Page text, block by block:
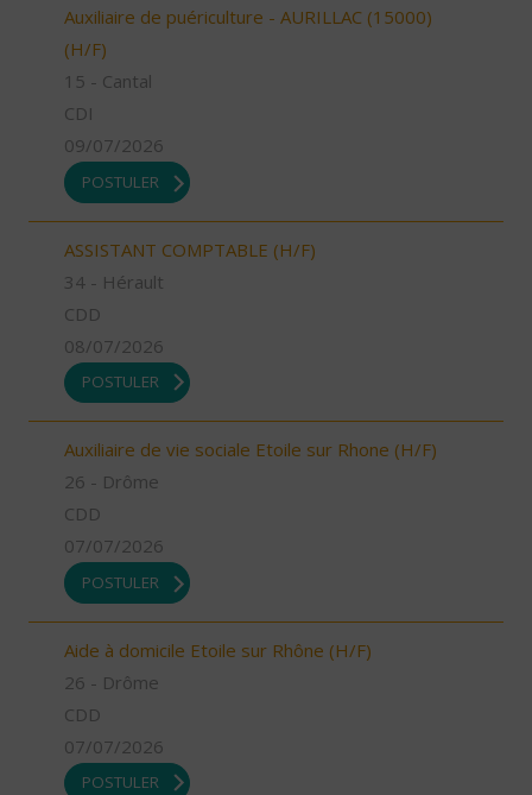
Auxiliaire de puériculture - AURILLAC (15000)
(H/F)
15 - Cantal
CDI
09/07/2026
POSTULER
ASSISTANT COMPTABLE (H/F)
34 - Hérault
CDD
08/07/2026
POSTULER
Auxiliaire de vie sociale Etoile sur Rhone (H/F)
26 - Drôme
CDD
07/07/2026
POSTULER
Aide à domicile Etoile sur Rhône (H/F)
26 - Drôme
CDD
07/07/2026
POSTULER